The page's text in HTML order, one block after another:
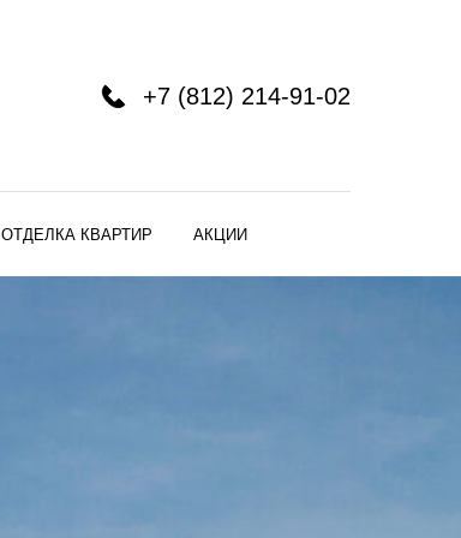
+7 (812) 214-91-02
ОТДЕЛКА КВАРТИР АКЦИИ